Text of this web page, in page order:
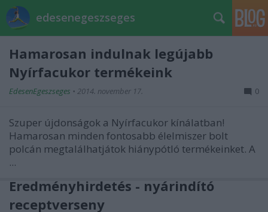
edesenegeszseges
Hamarosan indulnak legújabb
Nyírfacukor termékeink
EdesenEgeszseges • 2014. november 17. 0
Szuper újdonságok a Nyírfacukor kínálatban!
Hamarosan minden fontosabb élelmiszer bolt
polcán megtalálhatjátok hiánypótló termékeinket. A
...
Eredményhirdetés - nyárindító
receptverseny